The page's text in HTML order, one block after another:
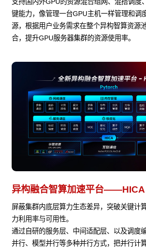
支持国内外GPU的资源混合组网、混搭调度
键能力，像管理一台GPU主机一样管理和调
源，根据用户业务需求在整个异构智算资源
合，提升GPU服务器集群的资源使用率。
异构融合智算加速平台——HICA
屏蔽集群内底层算力生态差异，突破关键计
力利用率与可用性。
通过自研的服务层、中间适配层、以及调度
并行、模型并行等多种并行方式，把并行计